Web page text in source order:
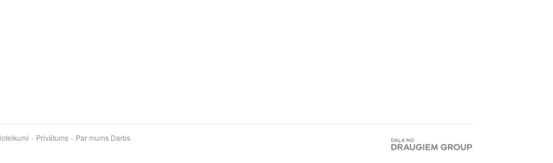
Privātums Par mums Darbs